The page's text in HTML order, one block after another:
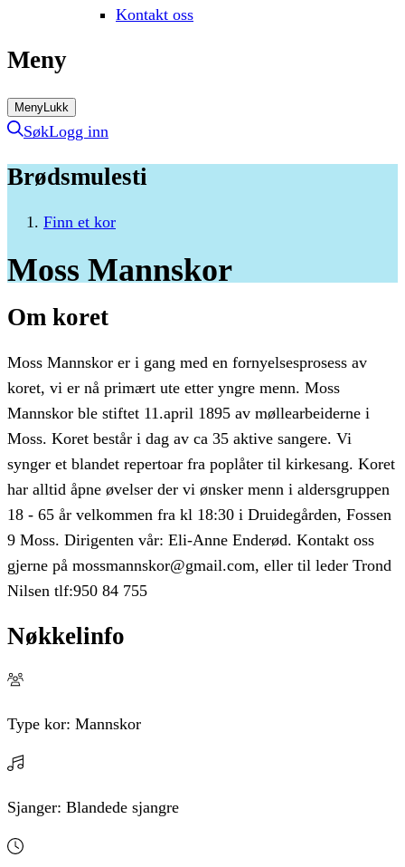
Kontakt oss
Meny
MenyLukk
SøkLogg inn
Brødsmulesti
Finn et kor
Moss Mannskor
Om koret
Moss Mannskor er i gang med en fornyelsesprosess av
koret, vi er nå primært ute etter yngre menn. Moss
Mannskor ble stiftet 11.april 1895 av møllearbeiderne i
Moss. Koret består i dag av ca 35 aktive sangere. Vi
synger et blandet repertoar fra poplåter til kirkesang. Koret
har alltid åpne øvelser der vi ønsker menn i aldersgruppen
18 - 65 år velkommen fra kl 18:30 i Druidegården, Fossen
9 Moss. Dirigenten vår: Eli-Anne Enderød. Kontakt oss
gjerne på mossmannskor@gmail.com, eller til leder Trond
Nilsen tlf:950 84 755
Nøkkelinfo
Type kor: Mannskor
Sjanger: Blandede sjangre